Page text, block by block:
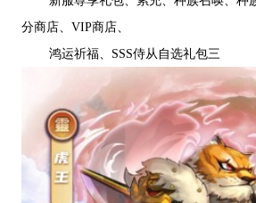
分商店、VIP商店、
鸿运祈福、SSS侍从自选礼包三